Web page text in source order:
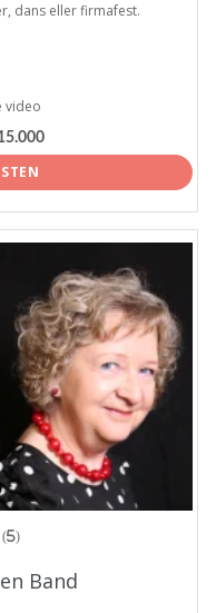
dans eller firmafest.
video
(5)
Band